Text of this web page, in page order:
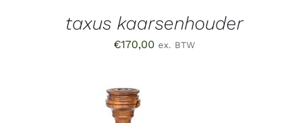
taxus kaarsenhouder
€170,00 ex. BTW